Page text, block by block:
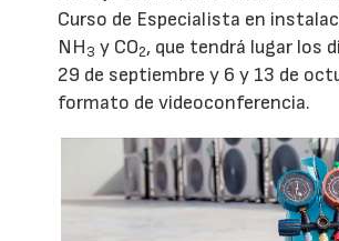
Curso de Especialista en
NH3 y CO2, que tendrá lugar los
29 de septiembre y 6 y 13 de
formato de videoconferencia.